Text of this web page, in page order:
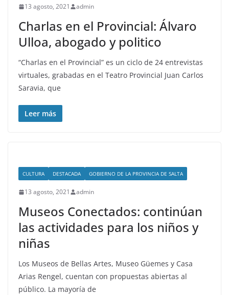
13 agosto, 2021 admin
Charlas en el Provincial: Álvaro
Ulloa, abogado y politico
“Charlas en el Provincial” es un ciclo de 24 entrevistas
virtuales, grabadas en el Teatro Provincial Juan Carlos
Saravia, que
Leer más
CULTURA DESTACADA GOBIERNO DE LA PROVINCIA DE SALTA
13 agosto, 2021 admin
Museos Conectados: continúan
las actividades para los niños y
niñas
Los Museos de Bellas Artes, Museo Güemes y Casa
Arias Rengel, cuentan con propuestas abiertas al
público. La mayoría de